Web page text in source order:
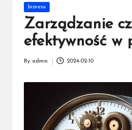
Posted
in
biznesu
Zarządzanie
efektywność w
By admin 2024-02-10